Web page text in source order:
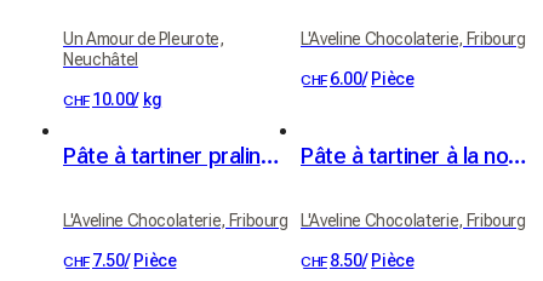
Un Amour de Pleurote,
Neuchâtel
CHF 10.00/ kg
L'Aveline Chocolaterie, Fribourg
CHF 6.00/ Pièce
Pâte à tartiner praliné noisette & chocolat noir 65%, 100g
L'Aveline Chocolaterie, Fribourg
CHF 7.50/ Pièce
Pâte à tartiner à la noix de pécan - chocolat au lait & fleur de sel, 100g
L'Aveline Chocolaterie, Fribourg
CHF 8.50/ Pièce